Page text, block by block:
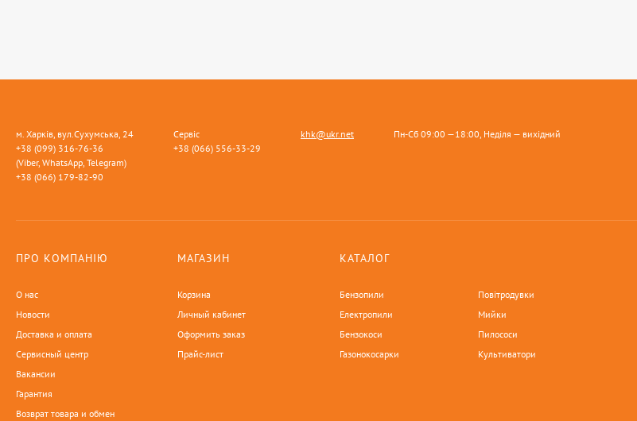
м. Харків, вул.Сухумська, 24
+38 (099) 316-76-36
(Viber, WhatsApp, Telegram)
+38 (066) 179-82-90
Сервіс
+38 (066) 556-33-29
khk@ukr.net Пн-Сб 09:00 —18:00, Неділя — вихідний
ПРО КОМПАНІЮ
О нас
Новости
Доставка и оплата
Сервисный центр
Вакансии
Гарантия
Возврат товара и обмен
МАГАЗИН
Корзина
Личный кабинет
Оформить заказ
Прайс-лист
КАТАЛОГ
Бензопили
Електропили
Бензокоси
Газонокосарки
Повітродувки
Мийки
Пилососи
Культиватори